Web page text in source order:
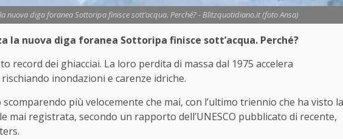
nuova diga foranea Sottoripa finisce sott’acqua. Perché? - Blitzquotidiano.it (foto Ansa)
la nuova diga foranea Sottoripa finisce sott’acqua. Perché?
record dei ghiacciai. La loro perdita di massa dal 1975 accelera
inondazioni e carenze idriche.
più velocemente che mai, con l’ultimo triennio che ha visto la
mai registrata, secondo un rapporto dell’UNESCO pubblicato di recente,